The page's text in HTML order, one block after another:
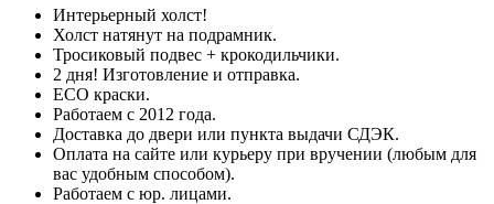
Интерьерный холст!
Холст натянут на подрамник.
Тросиковый подвес + крокодильчики.
2 дня! Изготовление и отправка.
ECO краски.
Работаем с 2012 года.
Доставка до двери или пункта выдачи СДЭК.
Оплата на сайте или курьеру при вручении (любым для
вас удобным способом).
Работаем с юр. лицами.